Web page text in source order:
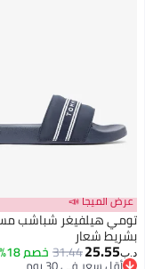
عرض الميجا 📣
تومي هيلفيغر شباشب
بشريط شعار
د.ب‏25.55
31.44خصم 18%